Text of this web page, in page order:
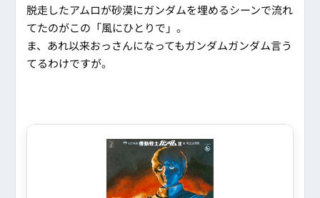
脱走したアムロが砂漠にガンダムを埋めるシーンで流れ
てたのがこの「風にひとりで」。
ま、あれ以来おっさんになってもガンダムガンダム言う
てるわけですが。